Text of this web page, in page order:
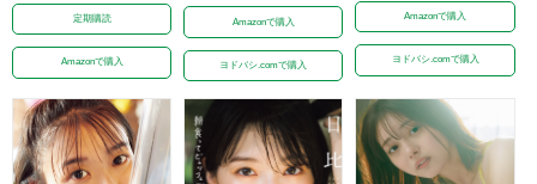
定期購読
Amazonで購入
Amazonで購入
ヨドバシ.comで購入
Amazonで購入
ヨドバシ.comで購入